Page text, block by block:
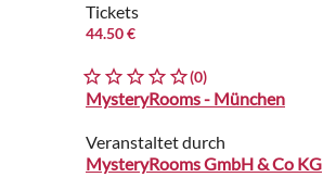
Tickets
44.50 €
(0)
MysteryRooms - München
Veranstaltet durch
MysteryRooms GmbH & Co KG